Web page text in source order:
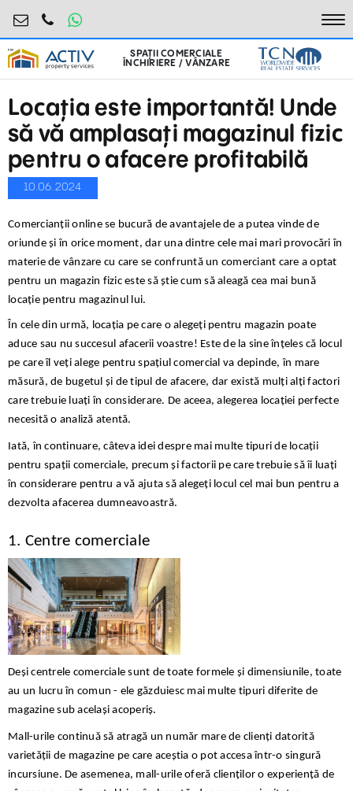
retail@activpropertyservices.ro
0730.000.076
SPAȚII COMERCIALE
ÎNCHIRIERE / VÂNZARE
Locația este importantă! Unde
să vă amplasați magazinul fizic
pentru o afacere profitabilă
10.06.2024
Comercianții online se bucură de avantajele de a putea vinde de
oriunde și în orice moment, dar una dintre cele mai mari provocări în
materie de vânzare cu care se confruntă un comerciant care a optat
pentru un magazin fizic este să știe cum să aleagă cea mai bună
locație pentru magazinul lui.
În cele din urmă, locația pe care o alegeți pentru magazin poate
aduce sau nu succesul afacerii voastre! Este de la sine înțeles că locul
pe care îl veți alege pentru spațiul comercial va depinde, în mare
măsură, de bugetul și de tipul de afacere, dar există mulți alți factori
care trebuie luați în considerare. De aceea, alegerea locației perfecte
necesită o analiză atentă.
Iată, în continuare, câteva idei despre mai multe tipuri de locații
pentru spații comerciale, precum și factorii pe care trebuie să îi luați
în considerare pentru a vă ajuta să alegeți locul cel mai bun pentru a
dezvolta afacerea dumneavoastră.
1. Centre comerciale
Deși centrele comerciale sunt de toate formele și dimensiunile, toate
au un lucru în comun - ele găzduiesc mai multe tipuri diferite de
magazine sub același acoperiș.
Mall-urile continuă să atragă un număr mare de clienți datorită
varietății de magazine pe care aceștia o pot accesa într-o singură
incursiune. De asemenea, mall-urile oferă clienților o experiență de